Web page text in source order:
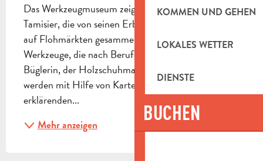
KOMMEN UND GEHEN
LOKALES WETTER
DIENSTE
BUCHEN
Das Werkzeugmuseum zeigt die Sammlung von Paul
Tamisier, die von seinen Erben gestiftet und geduldig
auf Flohmärkten gesammelt wurde. Hier finden Sie
Werkzeuge, die nach Berufen geordnet sind: die
Büglerin, der Holzschuhmacher....Die Objekte
werden mit Hilfe von Karteikarten oder
erklärenden...
Mehr anzeigen